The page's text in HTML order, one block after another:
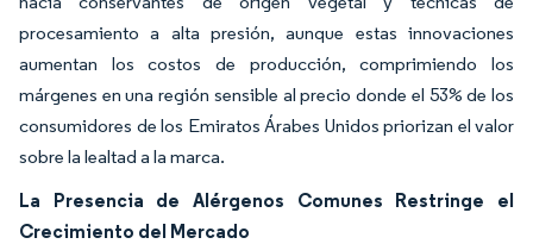
procesamiento a alta presión, aunque estas innovaciones
aumentan los costos de producción, comprimiendo los
márgenes en una región sensible al precio donde el 53% de los
consumidores de los Emiratos Árabes Unidos priorizan el valor
sobre la lealtad a la marca.
La Presencia de Alérgenos Comunes Restringe el
Crecimiento del Mercado